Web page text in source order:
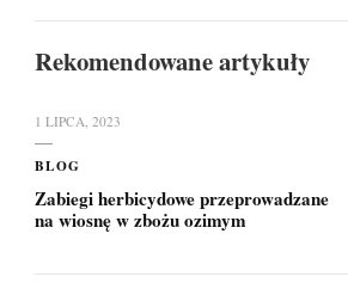
Rekomendowane artykuły
1 LIPCA, 2023
BLOG
Zabiegi herbicydowe przeprowadzane
na wiosnę w zbożu ozimym